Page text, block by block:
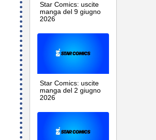
Star Comics: uscite
manga del 9 giugno
2026
Star Comics: uscite
manga del 2 giugno
2026